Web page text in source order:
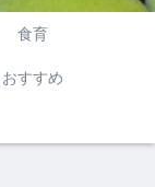
食育
おすすめ